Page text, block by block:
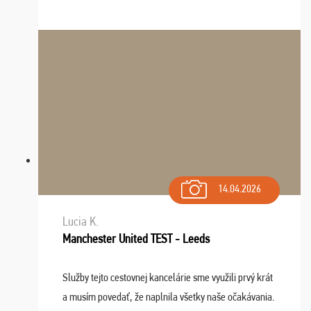
Navštívili sme aj zábavný park Legendia, previe ...
14.04.2026
Lucia K.
Manchester United TEST - Leeds
Služby tejto cestovnej kancelárie sme využili prvý krát
a musím povedať, že naplnila všetky naše očakávania.